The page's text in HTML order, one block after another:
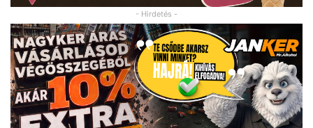
- Hirdetés -